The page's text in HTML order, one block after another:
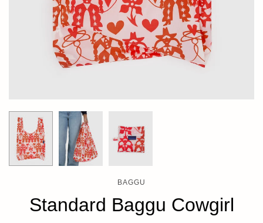
BAGGU
Standard Baggu Cowgirl